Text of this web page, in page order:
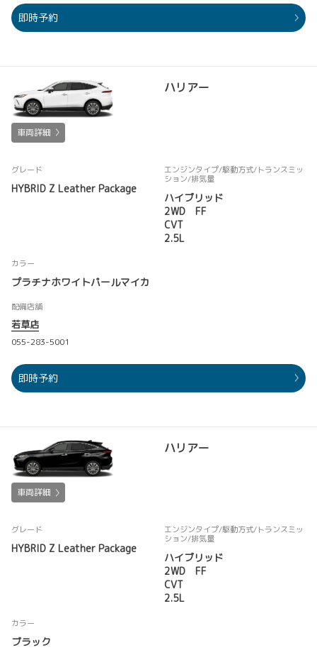
即時予約
ハリアー
車両詳細
グレード
HYBRID Z Leather Package
エンジンタイプ/駆動方式/トランスミッ
ション/排気量
ハイブリッド
2WD FF
CVT
2.5L
カラー
プラチナホワイトパールマイカ
配備店舗
若草店
055-283-5001
即時予約
ハリアー
車両詳細
グレード
HYBRID Z Leather Package
エンジンタイプ/駆動方式/トランスミッ
ション/排気量
ハイブリッド
2WD FF
CVT
2.5L
カラー
ブラック